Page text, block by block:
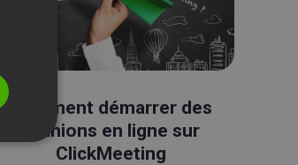
Comment démarrer des
réunions en ligne sur
ClickMeeting